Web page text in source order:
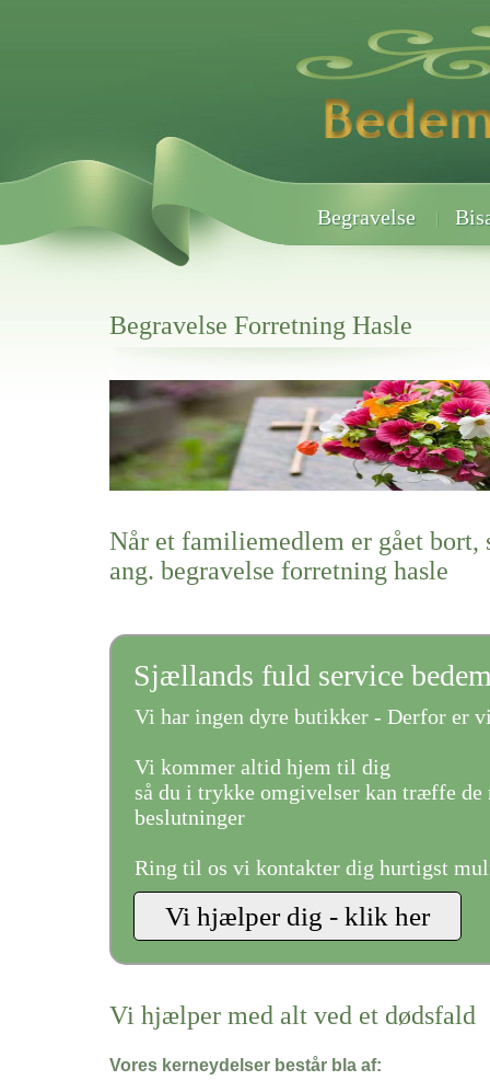
Begravelse
Begravelse Forretning Hasle
Her hos os får du altid en god afslutning når det gælder
Begravelse Forretning Hasle
vi hjælper i alle faser af begravelsel
Når et familiemedlem er gået bort,
ang. begravelse forretning hasle
Sjællands fuld service
Vi har ingen dyre butikker - Derfor er
Vi kommer altid hjem til dig
så du i trykke omgivelser kan træffe de
beslutninger
Ring til os vi kontakter dig hurtigst
Vi hjælper med alt ved et dødsfald
Vores kerneydelser består bla af: